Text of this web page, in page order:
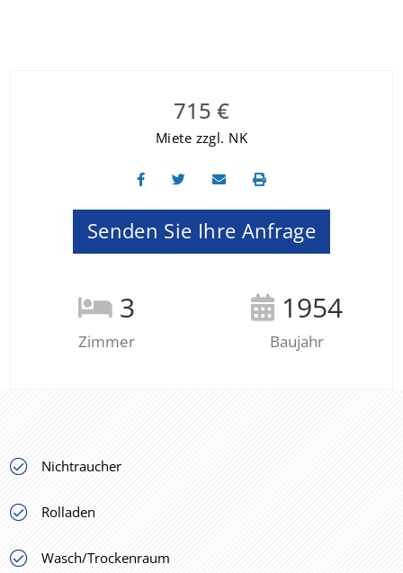
715 €
Miete zzgl. NK
Senden Sie Ihre Anfrage
3
Zimmer
1954
Baujahr
Nichtraucher
Rolladen
Wasch/Trockenraum